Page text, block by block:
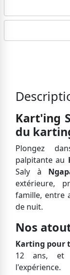
Kart'ing
du
Plongez
palpitante au
Saly à
extérieure,
famille, entre
de nuit.
Nos
Karting pour
12 ans, et
l'expérience.